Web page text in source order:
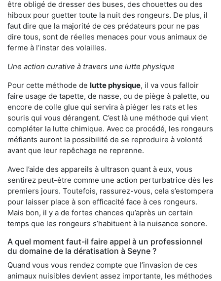
être obligé de dresser des buses, des chouettes ou des
hiboux pour guetter toute la nuit des rongeurs. De plus, il
faut dire que la majorité de ces prédateurs pour ne pas
dire tous, sont de réelles menaces pour vous animaux de
ferme à l’instar des volailles.
Une action curative à travers une lutte physique
Pour cette méthode de lutte physique, il va vous falloir
faire usage de tapette, de nasse, ou de piège à palette, ou
encore de colle glue qui servira à piéger les rats et les
souris qui vous dérangent. C’est là une méthode qui vient
compléter la lutte chimique. Avec ce procédé, les rongeurs
méfiants auront la possibilité de se reproduire à volonté
avant que leur repêchage ne reprenne.
Avec l’aide des appareils à ultrason quant à eux, vous
sentirez peut-être comme une action perturbatrice dès les
premiers jours. Toutefois, rassurez-vous, cela s’estompera
pour laisser place à son efficacité face à ces rongeurs.
Mais bon, il y a de fortes chances qu’après un certain
temps que les rongeurs s’habituent à la nuisance sonore.
A quel moment faut-il faire appel à un professionnel
du domaine de la dératisation à Seyne ?
Quand vous vous rendez compte que l’invasion de ces
animaux nuisibles devient assez importante, les méthodes